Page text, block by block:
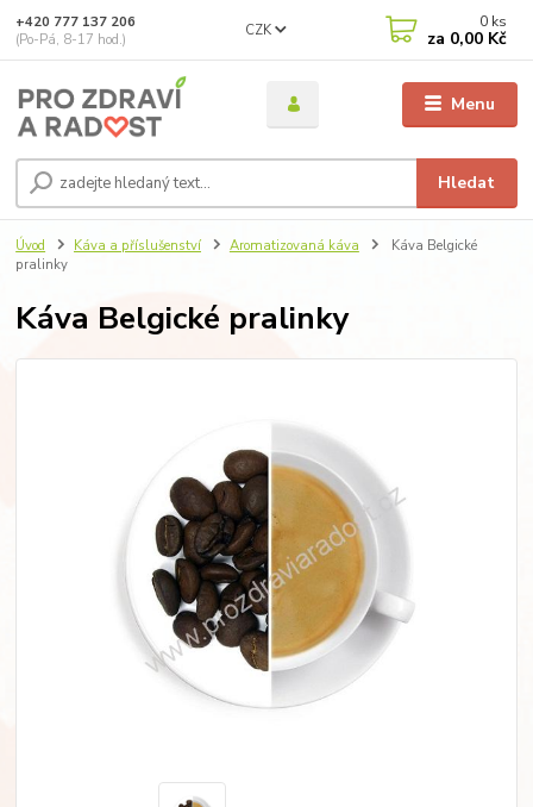
Menu
CZK
Hledat
+420 777 137 206
(Po-Pá, 8-17 hod.)
0 ks
za 0,00 Kč
Úvod Káva a příslušenství Aromatizovaná káva
Káva Belgické
pralinky
Káva Belgické pralinky